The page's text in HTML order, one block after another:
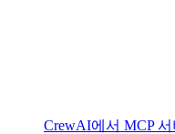
CrewAI에서 MCP